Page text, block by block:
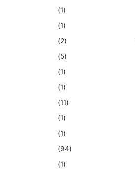
(1)
(1)
(2)
(5)
(1)
(1)
(11)
(1)
(1)
(94)
(1)